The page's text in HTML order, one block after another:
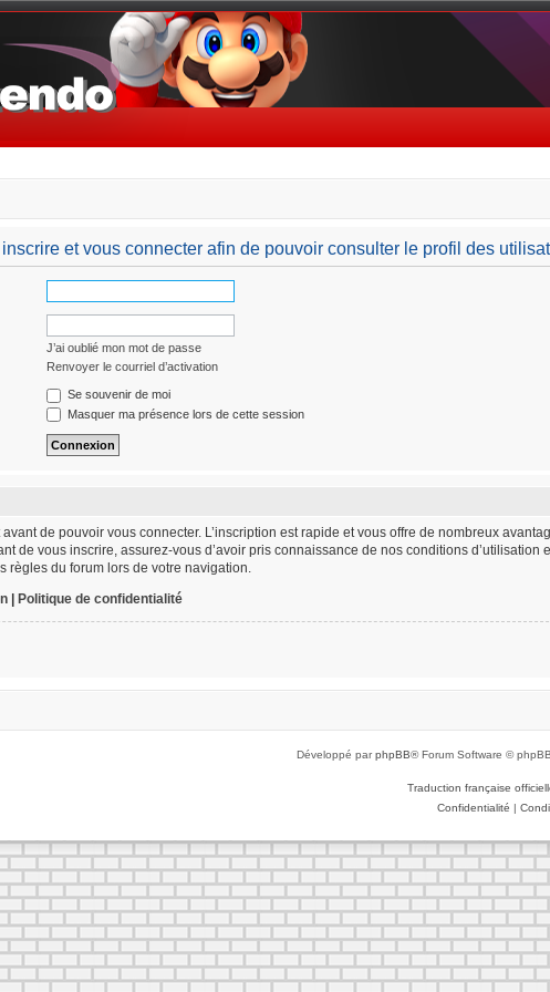
et vous connecter afin de pouvoir consulter le profil des
J’ai oublié mon mot de passe
Renvoyer le courriel d’activation
Se souvenir de moi
Masquer ma présence lors de cette session
de pouvoir vous connecter. L’inscription est rapide et vous offre de nombreux
de vous inscrire, assurez-vous d’avoir pris connaissance de nos conditions
règles du forum lors de votre navigation.
| Politique de confidentialité
Développé parphpBB® Forum Software ©
Traduction française
Confidentialité |